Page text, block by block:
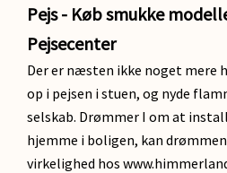
Pejs - Køb smukke
Pejsecenter
Der er næsten ikke noget mere
op i pejsen i stuen, og nyde
selskab. Drømmer I om at
hjemme i boligen, kan
virkelighed hos